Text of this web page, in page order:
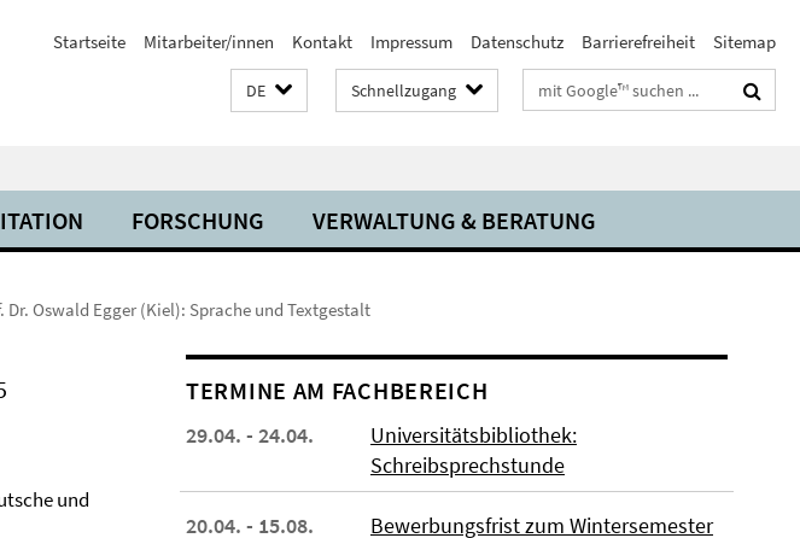
Startseite Mitarbeiter/innen Kontakt Impressum Datenschutz Barrierefreiheit Sitemap
DE Schnellzugang Suchbegriffe
FORSCHUNG VERWALTUNG & BERATUNG
Dr. Oswald Egger (Kiel): Sprache und Textgestalt
und
TERMINE AM FACHBEREICH
29.04. - 24.04.
Universitätsbibliothek:
Schreibsprechstunde
20.04. - 15.08.
Bewerbungsfrist zum Wintersemester